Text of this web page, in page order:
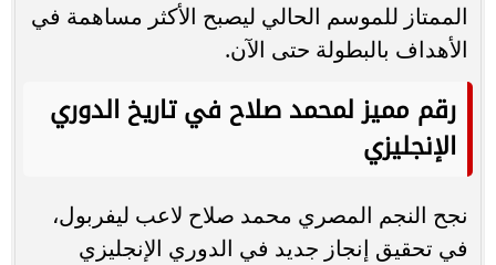
الممتاز للموسم الحالي ليصبح الأكثر مساهمة في
الأهداف بالبطولة حتى الآن.
رقم مميز لمحمد صلاح في تاريخ الدوري
الإنجليزي
نجح النجم المصري محمد صلاح لاعب ليفربول،
في تحقيق إنجاز جديد في الدوري الإنجليزي